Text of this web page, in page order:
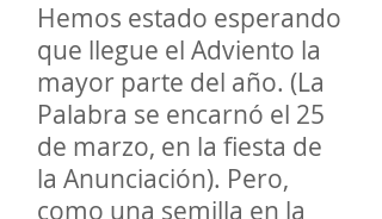
Hemos estado esperando
que llegue el Adviento la
mayor parte del año. (La
Palabra se encarnó el 25
de marzo, en la fiesta de
la Anunciación). Pero,
como una semilla en la